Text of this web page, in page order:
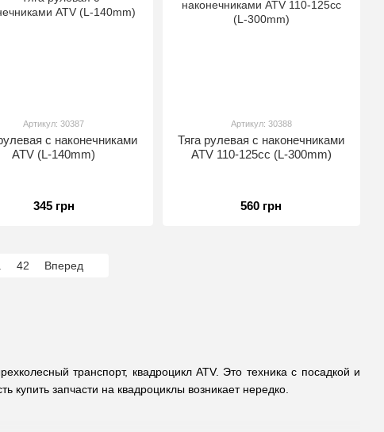
транспорт, квадроцикл ATV. Это техника с посадкой и
запчасти на квадроциклы возникает нередко.
Артикул: 30387
с наконечниками
ATV (L-140mm)
345 грн
Артикул: 30388
Тяга рулевая с наконечниками
ATV 110-125сс (L-300mm)
560 грн
42 Вперед